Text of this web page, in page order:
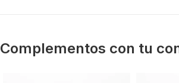
Complementos con tu